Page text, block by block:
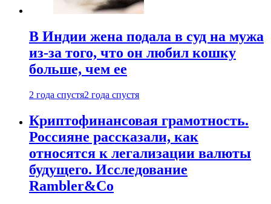
В Индии жена подала в суд на мужа
из-за того, что он любил кошку
больше, чем ее
2 года спустя2 года спустя
Криптофинансовая грамотность.
Россияне рассказали, как
относятся к легализации валюты
будущего. Исследование
Rambler&Co